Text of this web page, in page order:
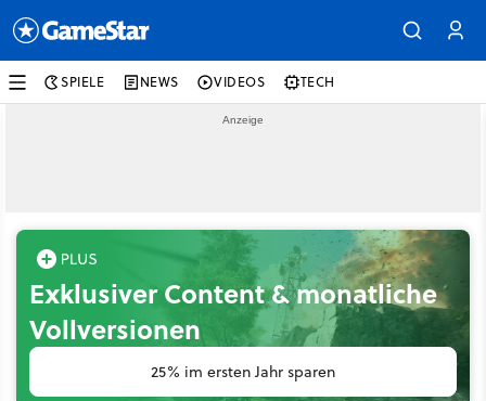
SPIELE NEWS VIDEOS TECH
Exklusiver Content & monatliche
Vollversionen
25% im ersten Jahr sparen